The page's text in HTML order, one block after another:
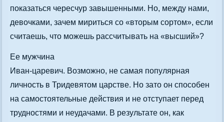
показаться чересчур завышенными. Но, между нами,
девочками, зачем мириться со «вторым сортом», если
считаешь, что можешь рассчитывать на «высший»?
Ее мужчина
Иван-царевич. Возможно, не самая популярная
личность в Тридевятом царстве. Но зато он способен
на самостоятельные действия и не отступает перед
трудностями и неудачами. В результате он, как